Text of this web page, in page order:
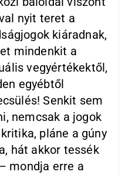
nyit teret a
kiáradnak,
mindenkit a
vegyértékektől,
egyébtől
Senkit sem
nemcsak a jogok
pláne a gúny
hát akkor tessék
mondja erre a